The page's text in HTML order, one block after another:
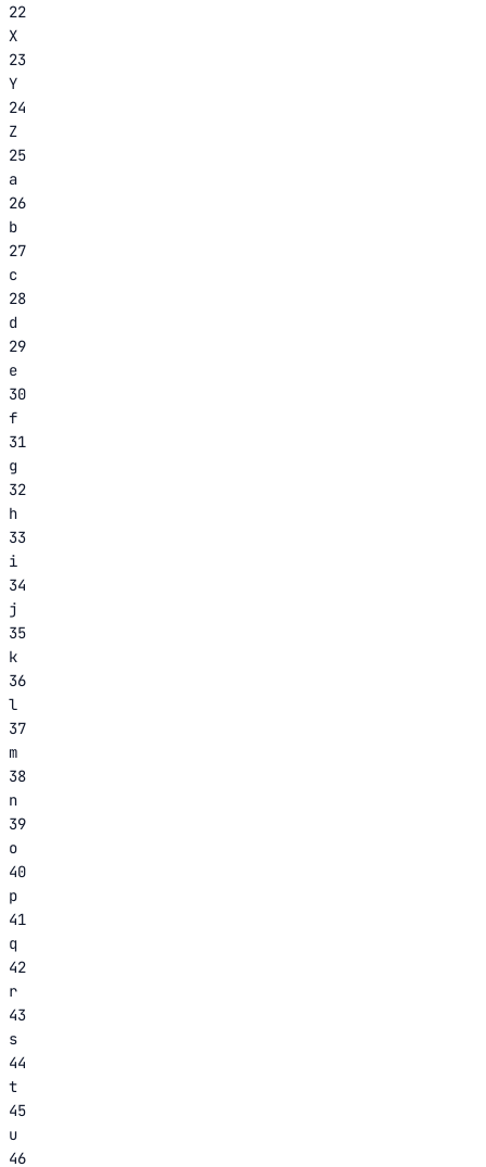
22
X
23
Y
24
Z
25
a
26
b
27
c
28
d
29
e
30
f
31
g
32
h
33
i
34
j
35
k
36
l
37
m
38
n
39
o
40
p
41
q
42
r
43
s
44
t
45
u
46